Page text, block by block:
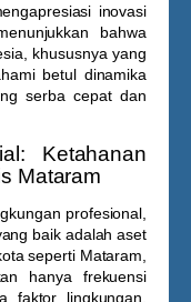
inovasi
bahwa
khususnya yang
betul dinamika
serba cepat dan
Ketahanan
Mataram
profesional,
baik adalah aset
seperti Mataram,
hanya frekuensi
faktor lingkungan.